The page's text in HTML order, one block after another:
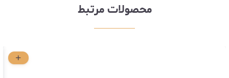
محصولات مرتبط